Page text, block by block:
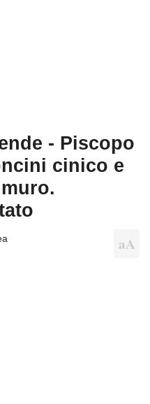
- Piscopo
cinico e